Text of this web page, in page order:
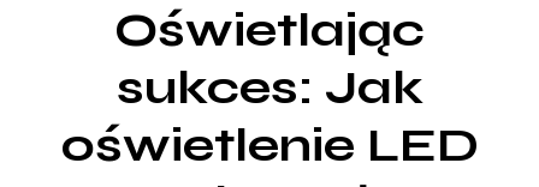
Oświetlając
sukces: Jak
oświetlenie LED